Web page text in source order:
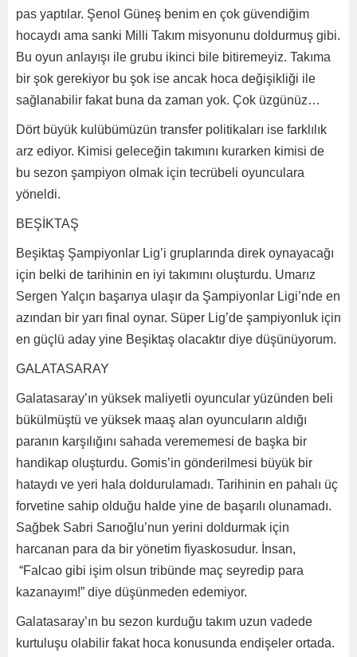
pas yaptılar. Şenol Güneş benim en çok güvendiğim
hocaydı ama sanki Milli Takım misyonunu doldurmuş gibi.
Bu oyun anlayışı ile grubu ikinci bile bitiremeyiz. Takıma
bir şok gerekiyor bu şok ise ancak hoca değişikliği ile
sağlanabilir fakat buna da zaman yok. Çok üzgünüz…
Dört büyük kulübümüzün transfer politikaları ise farklılık
arz ediyor. Kimisi geleceğin takımını kurarken kimisi de
bu sezon şampiyon olmak için tecrübeli oyunculara
yöneldi.
BEŞİKTAŞ
Beşiktaş Şampiyonlar Lig’i gruplarında direk oynayacağı
için belki de tarihinin en iyi takımını oluşturdu. Umarız
Sergen Yalçın başarıya ulaşır da Şampiyonlar Ligi’nde en
azından bir yarı final oynar. Süper Lig’de şampiyonluk için
en güçlü aday yine Beşiktaş olacaktır diye düşünüyorum.
GALATASARAY
Galatasaray’ın yüksek maliyetli oyuncular yüzünden beli
bükülmüştü ve yüksek maaş alan oyuncuların aldığı
paranın karşılığını sahada verememesi de başka bir
handikap oluşturdu. Gomis’in gönderilmesi büyük bir
hataydı ve yeri hala doldurulamadı. Tarihinin en pahalı üç
forvetine sahip olduğu halde yine de başarılı olunamadı.
Sağbek Sabri Sarıoğlu’nun yerini doldurmak için
harcanan para da bir yönetim fiyaskosudur. İnsan,
“Falcao gibi işim olsun tribünde maç seyredip para
kazanayım!” diye düşünmeden edemiyor.
Galatasaray’ın bu sezon kurduğu takım uzun vadede
kurtuluşu olabilir fakat hoca konusunda endişeler ortada.